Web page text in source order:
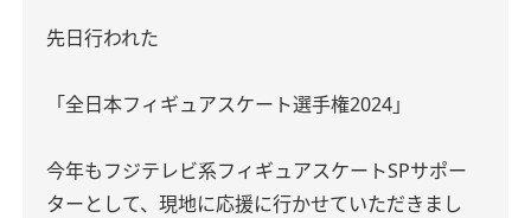
先日行われた
「全日本フィギュアスケート選手権2024」
今年もフジテレビ系フィギュアスケートSPサポー
ターとして、現地に応援に行かせていただきまし